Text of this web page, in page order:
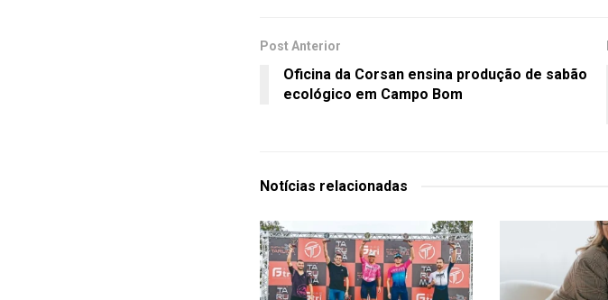
Post Anterior
Oficina da Corsan ensina produção de sabão
ecológico em Campo Bom
Notícias relacionadas